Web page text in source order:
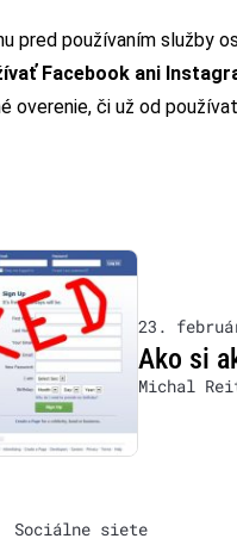
pred používaním služby
Facebook ani
overenie, či už od
23.
Ako si
Michal
Sociálne siete